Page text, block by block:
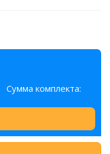
Сумма комплекта: